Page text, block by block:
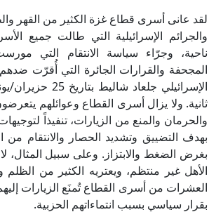
لقد عانى أسرى قطاع غزة الكثير من القهر
والجرائم الإسرائيلية التي طالت جميع
ناحية، وجرّاء سياسة الانتقام التي
المجحفة والقرارات الجائرة التي أُقرّت
ثانية. ولا يزال أسرى القطاع وعوائلهم
والحرمان والمنع من الزيارات، تنفيذاً
بهدف التضييق وتشديد الحصار والانتقام من
بغرض الضغط والابتزاز. وعلى سبيل المثال،
الأهل غير منتظم، ويعتريه الكثير من الظلم
العشرات من أسرى القطاع تُمنَع الزيارات
بقرار سياسي بسبب انتماءاتهم الحزبية.